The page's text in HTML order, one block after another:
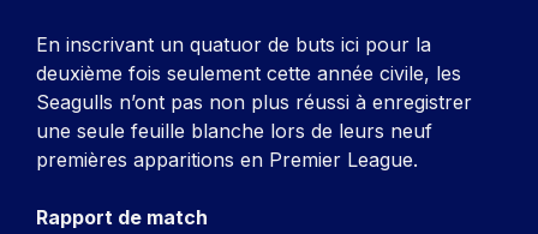
En inscrivant un quatuor de buts ici pour la
deuxième fois seulement cette année civile, les
Seagulls n’ont pas non plus réussi à enregistrer
une seule feuille blanche lors de leurs neuf
premières apparitions en Premier League.
Rapport de match